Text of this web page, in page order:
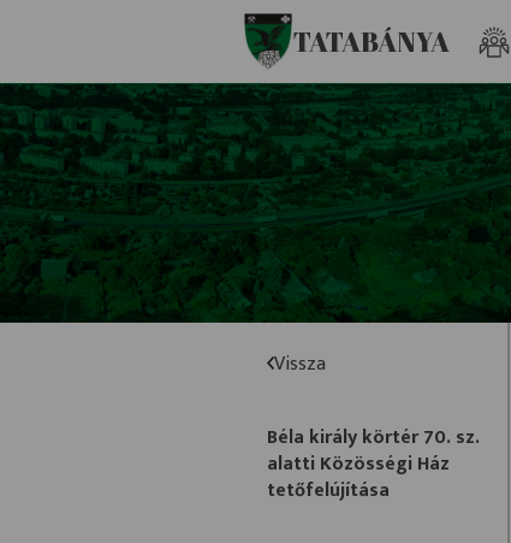
TATABÁNYA
Vissza
Béla király körtér 70. sz.
alatti Közösségi Ház
tetőfelújítása